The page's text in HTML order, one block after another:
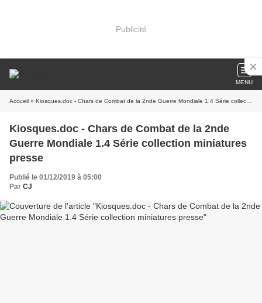
Publicité
MENU
Accueil » Kiosques.doc - Chars de Combat de la 2nde Guerre Mondiale 1.4 Série collection miniatures presse
Kiosques.doc - Chars de Combat de la 2nde
Guerre Mondiale 1.4 Série collection miniatures
presse
Publié le 01/12/2019 à 05:00
Par CJ